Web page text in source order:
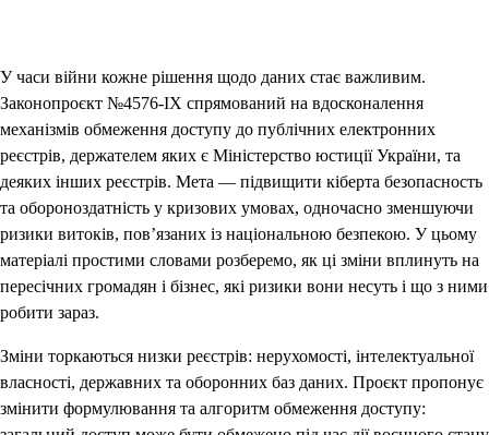
У часи війни кожне рішення щодо даних стає важливим.
Законопроєкт №4576-IX спрямований на вдосконалення
механізмів обмеження доступу до публічних електронних
реєстрів, держателем яких є Міністерство юстиції України, та
деяких інших реєстрів. Мета — підвищити кіберта безопасность
та обороноздатність у кризових умовах, одночасно зменшуючи
ризики витоків, пов’язаних із національною безпекою. У цьому
матеріалі простими словами розберемо, як ці зміни вплинуть на
пересічних громадян і бізнес, які ризики вони несуть і що з ними
робити зараз.
Зміни торкаються низки реєстрів: нерухомості, інтелектуальної
власності, державних та оборонних баз даних. Проєкт пропонує
змінити формулювання та алгоритм обмеження доступу: